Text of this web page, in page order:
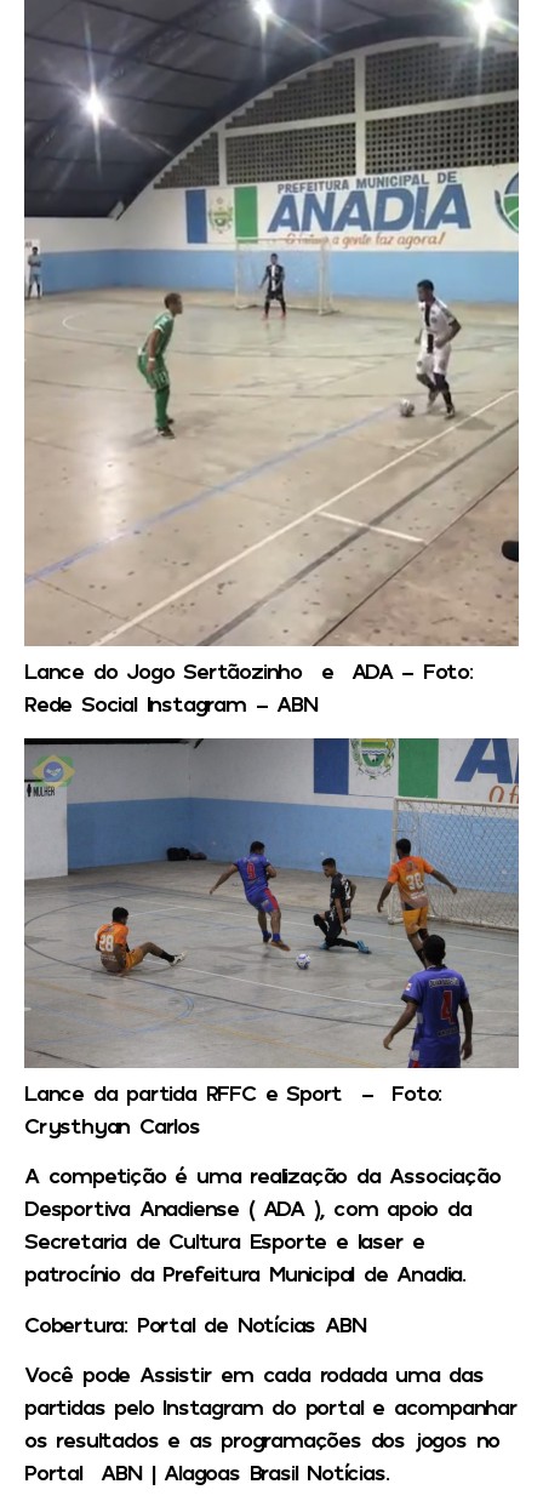
Lance do Jogo Sertãozinho e ADA – Foto:
Rede Social Instagram – ABN
Lance da partida RFFC e Sport – Foto:
Crysthyan Carlos
A competição é uma realização da Associação
Desportiva Anadiense ( ADA ), com apoio da
Secretaria de Cultura Esporte e laser e
patrocínio da Prefeitura Municipal de Anadia.
Cobertura: Portal de Notícias ABN
Você pode Assistir em cada rodada uma das
partidas pelo Instagram do portal e acompanhar
os resultados e as programações dos jogos no
Portal ABN | Alagoas Brasil Notícias.